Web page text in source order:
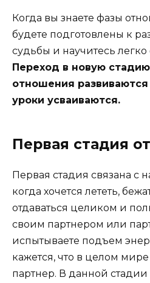
Когда вы знаете фазы
будете подготовлены к
судьбы и научитесь
Переход в новую
отношения
уроки усваиваются.
Первая стадия
Первая стадия связана с
когда хочется лететь,
отдаваться целиком и
своим партнером или
испытываете подъем
кажется, что в целом
партнер. В данной